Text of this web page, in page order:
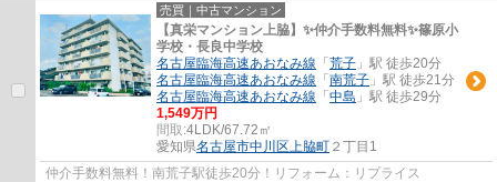
売買｜中古マンション
【真栄マンション上脇】✨️仲介手数料無料✨️篠原小
学校・長良中学校
名古屋臨海高速あおなみ線 「 荒子 」駅 徒歩20分
名古屋臨海高速あおなみ線 「 南荒子 」駅 徒歩21分
名古屋臨海高速あおなみ線 「 中島 」駅 徒歩29分
1,549万円
間取:4LDK/67.72㎡
愛知県名古屋市中川区上脇町 ２丁目1
仲介手数料無料！南荒子駅徒歩20分！リフォーム：リプライス